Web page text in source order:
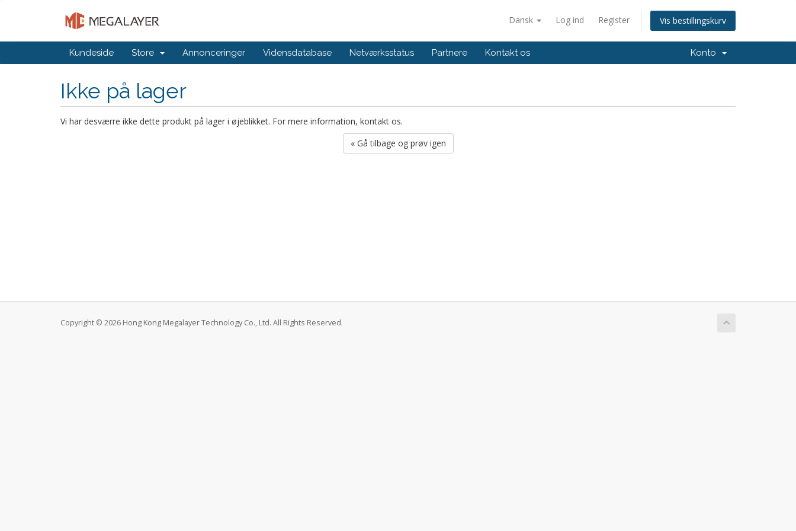
Dansk Log ind Register Vis bestillingskurv
Kundeside Store Annonceringer Vidensdatabase Netværksstatus Partnere Kontakt os Konto
Ikke på lager
Vi har desværre ikke dette produkt på lager i øjeblikket. For mere information, kontakt os.
« Gå tilbage og prøv igen
Copyright © 2026 Hong Kong Megalayer Technology Co., Ltd. All Rights Reserved.